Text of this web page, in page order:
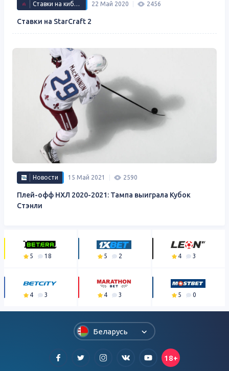
Ставки на киберспорт 22 Май 2020 2456
Ставки на StarCraft 2
Новости 15 Май 2021 2590
Плей-офф НХЛ 2020-2021: Тампа выиграла Кубок
Стэнли
5 18 5 2 4 3
4 3 4 3 5 0
Беларусь
18+